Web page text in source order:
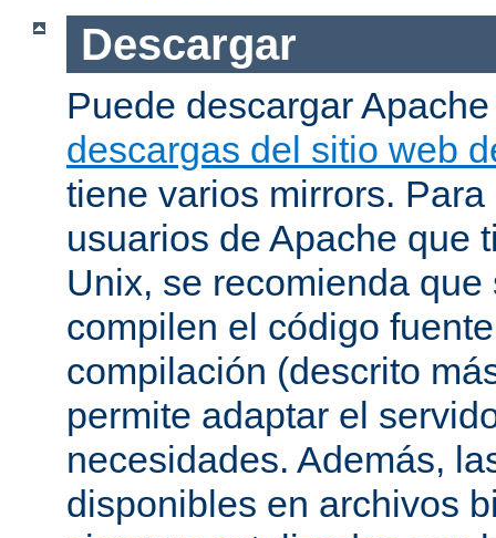
Descargar
Puede descargar
descargas del sitio web
tiene varios mirrors.
usuarios de Apache que
Unix, se recomienda
compilen el código
compilación (descrito
permite adaptar el
necesidades. Además,
disponibles en archivos